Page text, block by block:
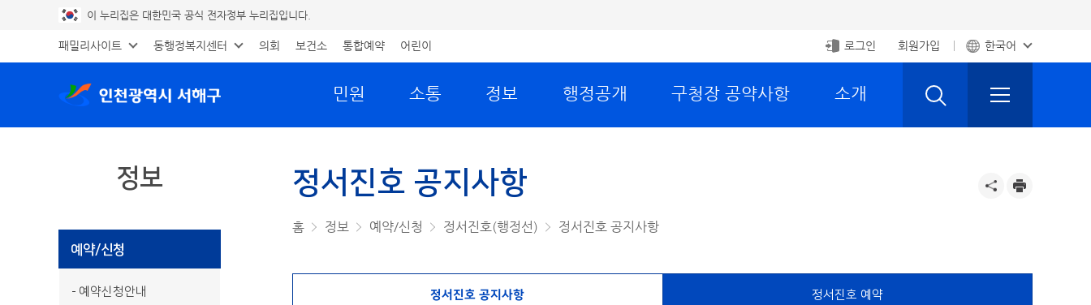
이 누리집은 대한민국 공식 전자정부 누리집입니다.
패밀리사이트 동행정복지센터 의회 보건소 통합예약 어린이 로그인 회원가입 한국어
민원 소통 정보 행정공개 구청장 공약사항 소개
정보
예약/신청
예약신청안내
정서진호 공지사항
홈 정보 예약/신청 정서진호(행정선) 정서진호 공지사항
정서진호 공지사항 정서진호 예약